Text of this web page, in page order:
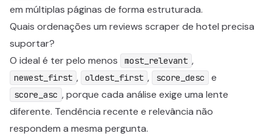
em múltiplas páginas de forma estruturada.
Quais ordenações um reviews scraper de hotel precisa
suportar?
O ideal é ter pelo menos
most_relevant ,
newest_first , oldest_first , score_desc e
score_asc , porque cada análise exige uma lente
diferente. Tendência recente e relevância não
respondem a mesma pergunta.